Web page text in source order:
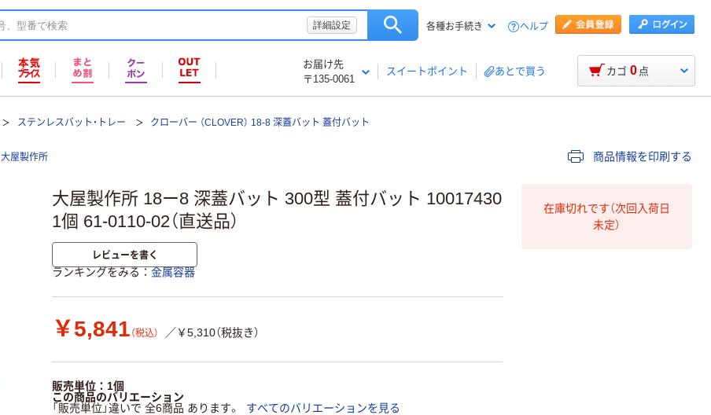
詳細設定 各種お手続き ヘルプ
お届け先
〒135-0061
スイートポイント あとで買う カゴ 0 点
ステンレスバット・トレー クローバー （CLOVER） 18-8 深蓋バット 蓋付バット
大屋製作所 商品情報を印刷する
大屋製作所 18ー8 深蓋バット 300型 蓋付バット 10017430
1個 61-0110-02（直送品）
レビューを書く
ランキングをみる 金属容器
￥5,841 （税込） ／￥5,310（税抜き）
販売単位：1個
この商品のバリエーション
「販売単位」違いで 全6商品 あります。
すべてのバリエーションを見る
在庫切れです（次回入荷日
未定）